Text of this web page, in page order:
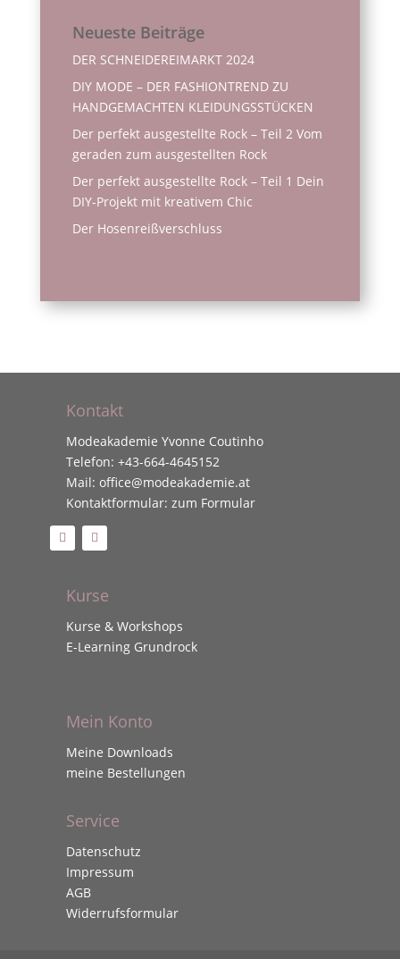
Neueste Beiträge
DER SCHNEIDEREIMARKT 2024
DIY MODE – DER FASHIONTREND ZU
HANDGEMACHTEN KLEIDUNGSSTÜCKEN
Der perfekt ausgestellte Rock – Teil 2 Vom
geraden zum ausgestellten Rock
Der perfekt ausgestellte Rock – Teil 1 Dein
DIY-Projekt mit kreativem Chic
Der Hosenreißverschluss
Kontakt
Modeakademie Yvonne Coutinho
Telefon: +43-664-4645152
Mail: office@modeakademie.at
Kontaktformular: zum Formular
Kurse
Kurse & Workshops
E-Learning Grundrock
Mein Konto
Meine Downloads
meine Bestellungen
Service
Datenschutz
Impressum
AGB
Widerrufsformular